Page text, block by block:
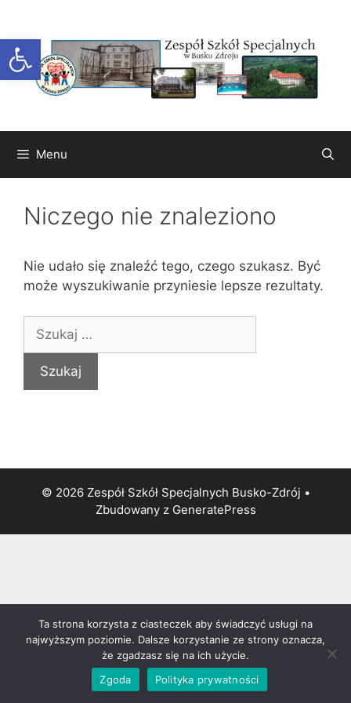
Otwórz pasek narzędzi
treści
Menu
Niczego nie znaleziono
Nie udało się znaleźć tego, czego szukasz. Być
może wyszukiwanie przyniesie lepsze rezultaty.
© 2026 Zespół Szkół Specjalnych Busko-Zdrój •
Zbudowany z GeneratePress
Ta strona korzysta z ciasteczek aby świadczyć usługi na
najwyższym poziomie. Dalsze korzystanie ze strony oznacza,
że zgadzasz się na ich użycie.
Zgoda
Polityka prywatności